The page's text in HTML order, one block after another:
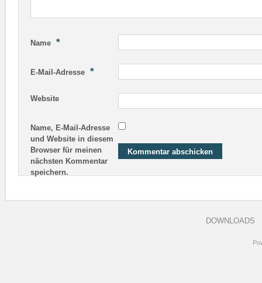
Name *
E-Mail-Adresse *
Website
Name, E-Mail-Adresse
und Website in diesem
Browser für meinen
nächsten Kommentar
speichern.
DOWNLOADS